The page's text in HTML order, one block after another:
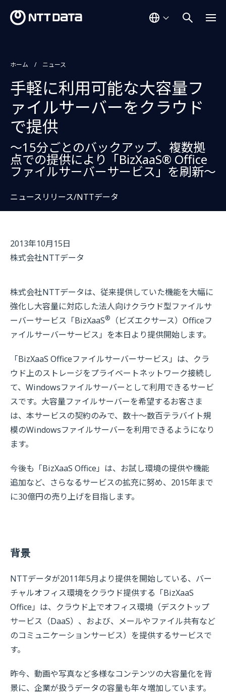
ホーム ニュース
手軽に利用可能な大容量フ
ァイルサーバーをクラウド
で提供
～15分ごとのバックアップ、複数拠
点での提供により「BizXaaS® Office
ファイルサーバーサービス」を刷新～
ニュースリリース/NTTデータ
2013年10月15日
株式会社NTTデータ
株式会社NTTデータは、従来提供していた機能を大幅に
強化し大容量に対応した法人向けクラウド型ファイルサ
ーバーサービス「BizXaaS®
（ビズエクサース）Officeフ
ァイルサーバーサービス」を本日より提供開始します。
「BizXaaS Officeファイルサーバーサービス」は、クラ
ウド上のストレージをプライベートネットワーク接続し
て、Windowsファイルサーバーとして利用できるサービ
スです。大容量ファイルサーバーを希望するお客さま
は、本サービスの契約のみで、数十～数百テラバイト規
模のWindowsファイルサーバーを利用できるようになり
ます。
今後も「BizXaaS Office」は、お試し環境の提供や機能
追加など、さらなるサービスの拡充に努め、2015年まで
に30億円の売り上げを目指します。
背景
NTTデータが2011年5月より提供を開始している、バー
チャルオフィス環境をクラウド提供する「BizXaaS
Office」は、クラウド上でオフィス環境（デスクトップ
サービス（DaaS）、および、メールやファイル共有など
のコミュニケーションサービス）を提供するサービスで
す。
昨今、動画や写真など多様なコンテンツの大容量化を背
景に、企業が扱うデータの容量も年々増加しています。